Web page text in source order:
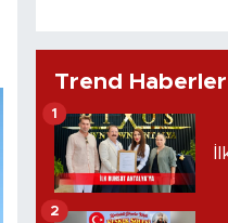
Trend Haberler
1
2